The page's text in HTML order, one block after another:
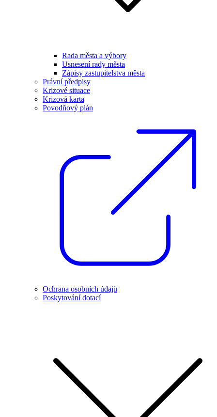
Rada města a výbory
Usnesení rady města
Zápisy zastupitelstva města
Právní předpisy
Krizové situace
Krizová karta
Povodňový plán
Ochrana osobních údajů
Poskytování dotací